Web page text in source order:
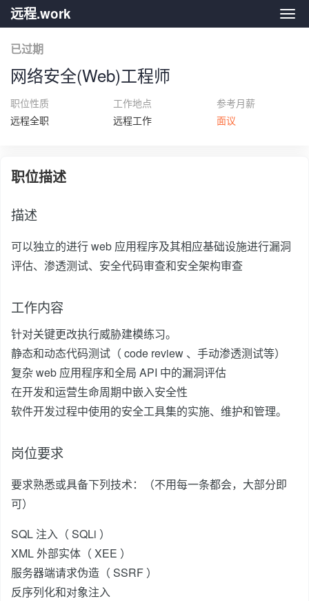
远
远程.work
已过期
网络安全(Web)工程师
职位性质
远程全职
工作地点
远程工作
参考月薪
面议
职位描述
描述
可以独立的进行 web 应用程序及其相应基础设施进行漏洞
评估、渗透测试、安全代码审查和安全架构审查
工作内容
针对关键更改执行威胁建模练习。
静态和动态代码测试（ code review 、手动渗透测试等）
复杂 web 应用程序和全局 API 中的漏洞评估
在开发和运营生命周期中嵌入安全性
软件开发过程中使用的安全工具集的实施、维护和管理。
岗位要求
要求熟悉或具备下列技术：（不用每一条都会，大部分即
可）
SQL 注入（ SQLi ）
XML 外部实体（ XEE ）
服务器端请求伪造（ SSRF ）
反序列化和对象注入